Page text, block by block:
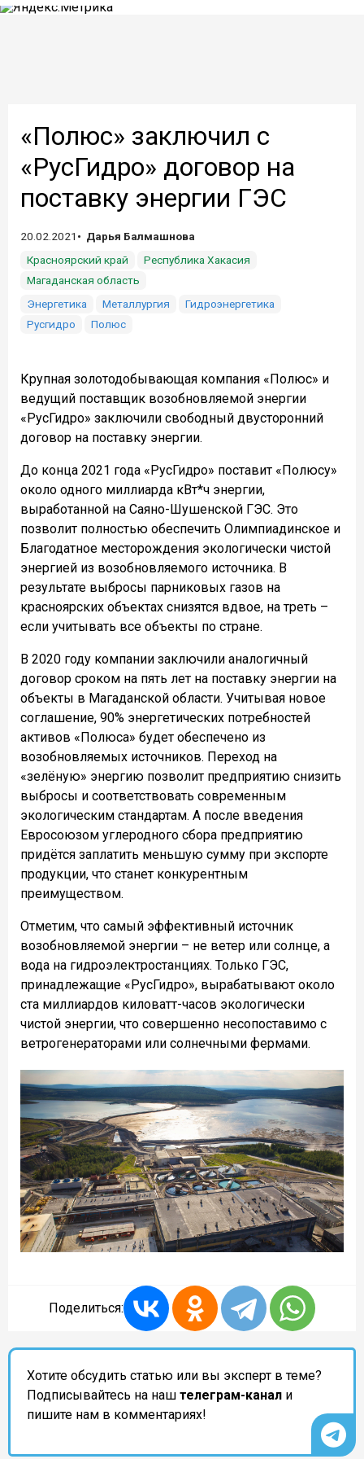
«Полюс» заключил с
«РусГидро» договор на
поставку энергии ГЭС
20.02.2021
Дарья Балмашнова
Красноярский край
Республика Хакасия
Магаданская область
Энергетика
Металлургия
Гидроэнергетика
Русгидро
Полюс
Крупная золотодобывающая компания «Полюс» и
ведущий поставщик возобновляемой энергии
«РусГидро» заключили свободный двусторонний
договор на поставку энергии.
До конца 2021 года «РусГидро» поставит «Полюсу»
около одного миллиарда кВт*ч энергии,
выработанной на Саяно-Шушенской ГЭС. Это
позволит полностью обеспечить Олимпиадинское и
Благодатное месторождения экологически чистой
энергией из возобновляемого источника. В
результате выбросы парниковых газов на
красноярских объектах снизятся вдвое, на треть –
если учитывать все объекты по стране.
В 2020 году компании заключили аналогичный
договор сроком на пять лет на поставку энергии на
объекты в Магаданской области. Учитывая новое
соглашение, 90% энергетических потребностей
активов «Полюса» будет обеспечено из
возобновляемых источников. Переход на
«зелёную» энергию позволит предприятию снизить
выбросы и соответствовать современным
экологическим стандартам. А после введения
Евросоюзом углеродного сбора предприятию
придётся заплатить меньшую сумму при экспорте
продукции, что станет конкурентным
преимуществом.
Отметим, что самый эффективный источник
возобновляемой энергии – не ветер или солнце, а
вода на гидроэлектростанциях. Только ГЭС,
принадлежащие «РусГидро», вырабатывают около
ста миллиардов киловатт-часов экологически
чистой энергии, что совершенно несопоставимо с
ветрогенераторами или солнечными фермами.
Поделиться:
Хотите обсудить статью или вы эксперт в теме?
Подписывайтесь на наш телеграм-канал и
пишите нам в комментариях!